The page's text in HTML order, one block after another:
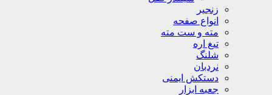
زنجیر
انواع صفحه
مته و ست مته
تیغ اره
شلنگ
نردبان
دستکش ایمنی
جعبه ابزار